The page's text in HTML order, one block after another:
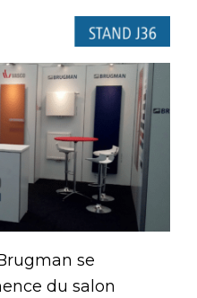
se
du salon